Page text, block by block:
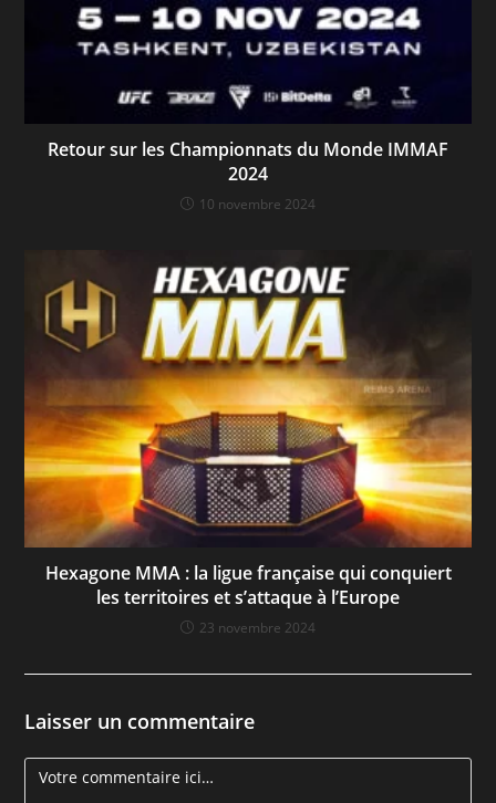
Retour sur les Championnats du Monde IMMAF
2024
10 novembre 2024
Hexagone MMA : la ligue française qui conquiert
les territoires et s’attaque à l’Europe
23 novembre 2024
Laisser un commentaire